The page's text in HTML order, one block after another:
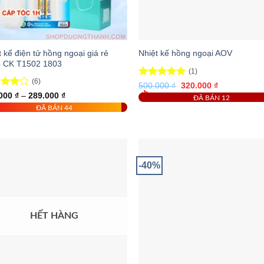
kế điện tử hồng ngoại giá rẻ
CK T1502 1803
5
(6)
₫ – 289.000 ₫Khoảng
giá:
từ
ĐÃ BÁN 44
Nhiệt kế hồng ngoại AOV
Được xếp
hạng5.00
5 sao
(1)
500.000₫ Giá
gốc
là:
320.000 ₫Giá
hiện
tại
ĐÃ BÁN 12
HẾT HÀNG
-40%